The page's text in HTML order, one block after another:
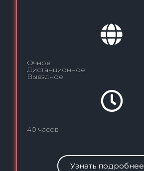
Очное
Дистанционное
Выездное
40 часов
Узнать подробнее